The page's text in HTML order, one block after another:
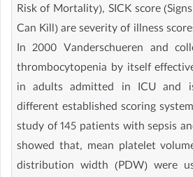
Risk of Mortality), SICK score
Can Kill) are severity of illness
In 2000 Vanderschueren and
thrombocytopenia by itself
in adults admitted in ICU and
different established scoring
study of 145 patients with sepsis
showed that, mean platelet
distribution width (PDW) were